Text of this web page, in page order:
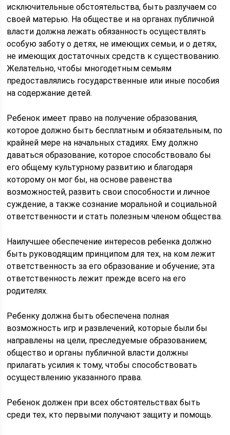
исключительные обстоятельства, быть разлучаем со
своей матерью. На обществе и на органах публичной
власти должна лежать обязанность осуществлять
особую заботу о детях, не имеющих семьи, и о детях,
не имеющих достаточных средств к существованию.
Желательно, чтобы многодетным семьям
предоставлялись государственные или иные пособия
на содержание детей.
Ребенок имеет право на получение образования,
которое должно быть бесплатным и обязательным, по
крайней мере на начальных стадиях. Ему должно
даваться образование, которое способствовало бы
его общему культурному развитию и благодаря
которому он мог бы, на основе равенства
возможностей, развить свои способности и личное
суждение, а также сознание моральной и социальной
ответственности и стать полезным членом общества.
Наилучшее обеспечение интересов ребенка должно
быть руководящим принципом для тех, на ком лежит
ответственность за его образование и обучение; эта
ответственность лежит прежде всего на его
родителях.
Ребенку должна быть обеспечена полная
возможность игр и развлечений, которые были бы
направлены на цели, преследуемые образованием;
общество и органы публичной власти должны
прилагать усилия к тому, чтобы способствовать
осуществлению указанного права.
Ребенок должен при всех обстоятельствах быть
среди тех, кто первыми получают защиту и помощь.